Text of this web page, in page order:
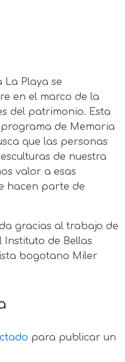
La Playa se
en el marco de la
del patrimonio. Esta
de Memoria
que las personas
de nuestra
valor a esas
hacen parte de
gracias al trabajo de
de Bellas
bogotano Miler
para publicar un